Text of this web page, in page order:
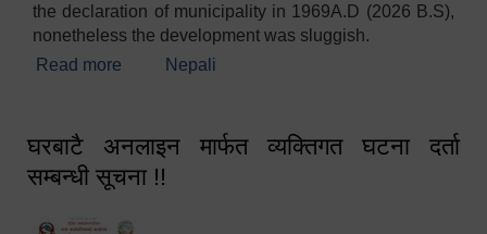
the declaration of municipality in 1969A.D (2026 B.S),
nonetheless the development was sluggish.
Read more about Welcome
Nepali
घरबाटै अनलाइन मार्फत व्यक्तिगत घटना दर्ता
सम्बन्धी सूचना !!